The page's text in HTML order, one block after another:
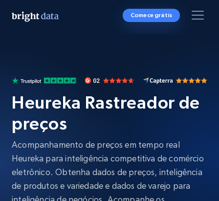
Comece grátis
Heureka Rastreador de
preços
Acompanhamento de preços em tempo real
Heureka para inteligência competitiva de comércio
eletrônico. Obtenha dados de preços, inteligência
de produtos e variedade e dados de varejo para